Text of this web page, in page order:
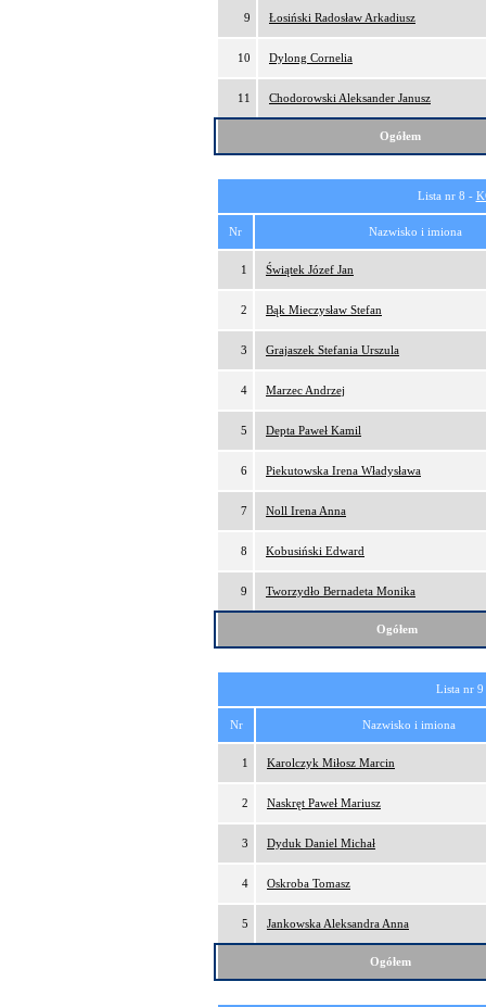
9 Łosiński Radosław Arkadiusz
10 Dylong Cornelia
11 Chodorowski Aleksander Janusz
Ogółem
Lista nr 8 -
Nr Nazwisko i imiona
1 Świątek Józef Jan
2 Bąk Mieczysław Stefan
3 Grajaszek Stefania Urszula
4 Marzec Andrzej
5 Depta Paweł Kamil
6 Piekutowska Irena Władysława
7 Noll Irena Anna
8 Kobusiński Edward
9 Tworzydło Bernadeta Monika
Ogółem
Lista nr
Nr Nazwisko i imiona
1 Karolczyk Miłosz Marcin
2 Naskręt Paweł Mariusz
3 Dyduk Daniel Michał
4 Oskroba Tomasz
5 Jankowska Aleksandra Anna
Ogółem